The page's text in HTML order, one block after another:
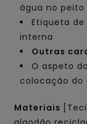
água no
Etiqueta
interna
Outras
O aspeto
colocação do
Materiais